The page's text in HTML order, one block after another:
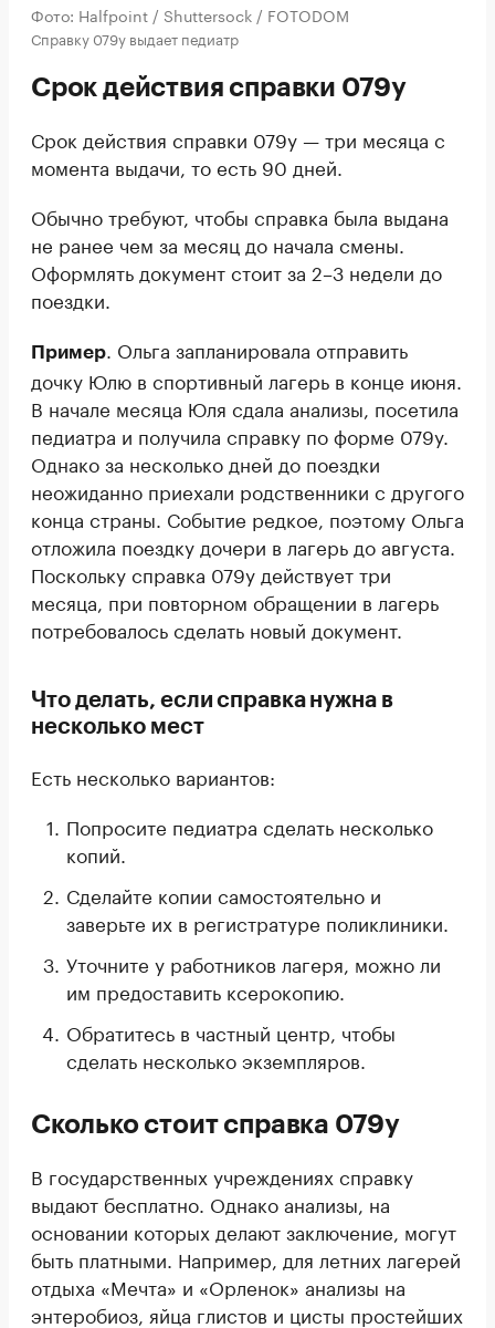
Фото: Halfpoint / Shuttersock / FOTODOM
Справку 079у выдает педиатр
Срок действия справки 079у
Срок действия справки 079у — три месяца с
момента выдачи, то есть 90 дней.
Обычно требуют, чтобы справка была выдана
не ранее чем за месяц до начала смены.
Оформлять документ стоит за 2–3 недели до
поездки.
Пример
. Ольга запланировала отправить
дочку Юлю в спортивный лагерь в конце июня.
В начале месяца Юля сдала анализы, посетила
педиатра и получила справку по форме 079у.
Однако за несколько дней до поездки
неожиданно приехали родственники с другого
конца страны. Событие редкое, поэтому Ольга
отложила поездку дочери в лагерь до августа.
Поскольку справка 079у действует три
месяца, при повторном обращении в лагерь
потребовалось сделать новый документ.
Что делать, если справка нужна в
несколько мест
Есть несколько вариантов:
Попросите педиатра сделать несколько
копий.
Сделайте копии самостоятельно и
заверьте их в регистратуре поликлиники.
Уточните у работников лагеря, можно ли
им предоставить ксерокопию.
Обратитесь в частный центр, чтобы
сделать несколько экземпляров.
Сколько стоит справка 079у
В государственных учреждениях справку
выдают бесплатно. Однако анализы, на
основании которых делают заключение, могут
быть платными. Например, для летних лагерей
отдыха «Мечта» и «Орленок» анализы на
энтеробиоз, яйца глистов и цисты простейших